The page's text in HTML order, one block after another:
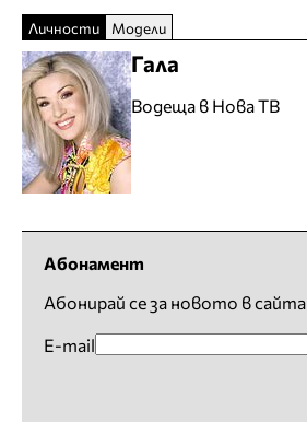
Личности Модели
Гала
Водеща в Нова ТВ
Абонамент
Абонирай се за новото в сайта
E-mail